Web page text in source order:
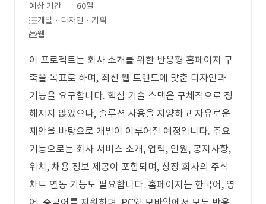
예상 기간
60일
개발 · 디자인 · 기획
웹
이 프로젝트는 회사 소개를 위한 반응형 홈페이지 구
축을 목표로 하며, 최신 웹 트렌드에 맞춘 디자인과
기능을 요구합니다. 핵심 기술 스택은 구체적으로 정
해지지 않았으나, 솔루션 사용을 지양하고 자유로운
제안을 바탕으로 개발이 이루어질 예정입니다. 주요
기능으로는 회사 서비스 소개, 업력, 인원, 공지사항,
위치, 채용 정보 제공이 포함되며, 상장 회사의 주식
차트 연동 기능도 필요합니다. 홈페이지는 한국어, 영